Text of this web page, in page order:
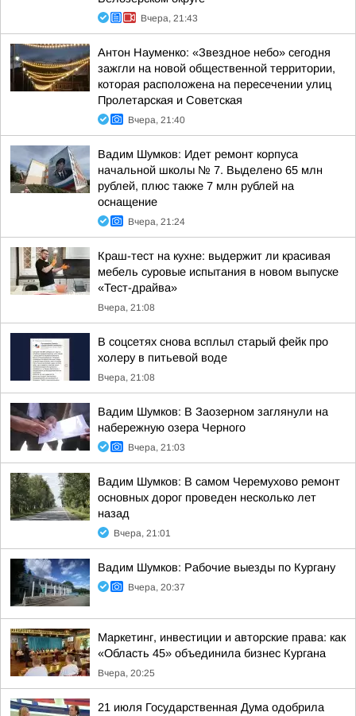
Вчера, 21:43
Антон Науменко: «Звездное небо» сегодня
зажгли на новой общественной территории,
которая расположена на пересечении улиц
Пролетарская и Советская
Вчера, 21:40
Вадим Шумков: Идет ремонт корпуса
начальной школы № 7. Выделено 65 млн
рублей, плюс также 7 млн рублей на
оснащение
Вчера, 21:24
Краш-тест на кухне: выдержит ли красивая
мебель суровые испытания в новом выпуске
«Тест-драйва»
Вчера, 21:08
В соцсетях снова всплыл старый фейк про
холеру в питьевой воде
Вчера, 21:08
Вадим Шумков: В Заозерном заглянули на
набережную озера Черного
Вчера, 21:03
Вадим Шумков: В самом Черемухово ремонт
основных дорог проведен несколько лет
назад
Вчера, 21:01
Вадим Шумков: Рабочие выезды по Кургану
Вчера, 20:37
Маркетинг, инвестиции и авторские права: как
«Область 45» объединила бизнес Кургана
Вчера, 20:25
21 июля Государственная Дума одобрила